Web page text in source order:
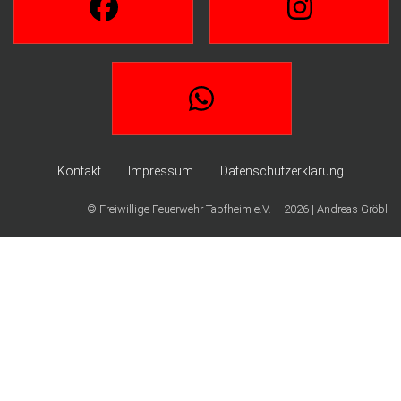
Kontakt Impressum Datenschutzerklärung
© Freiwillige Feuerwehr Tapfheim e.V. – 2026 | Andreas Gröbl